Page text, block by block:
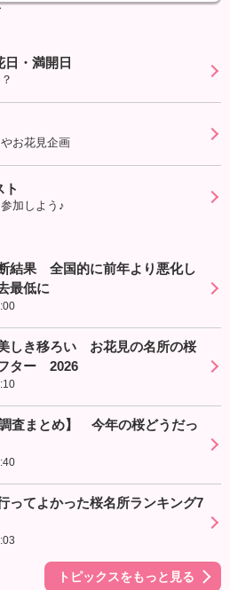
・満開日
お花見企画
ト
加しよう♪
結果 全国的に前年より悪化し
最低に
しき移ろい お花見の名所の桜
ター 2026
調査まとめ】 今年の桜どうだっ
ってよかった桜名所ランキング7
トピックスをもっと見る